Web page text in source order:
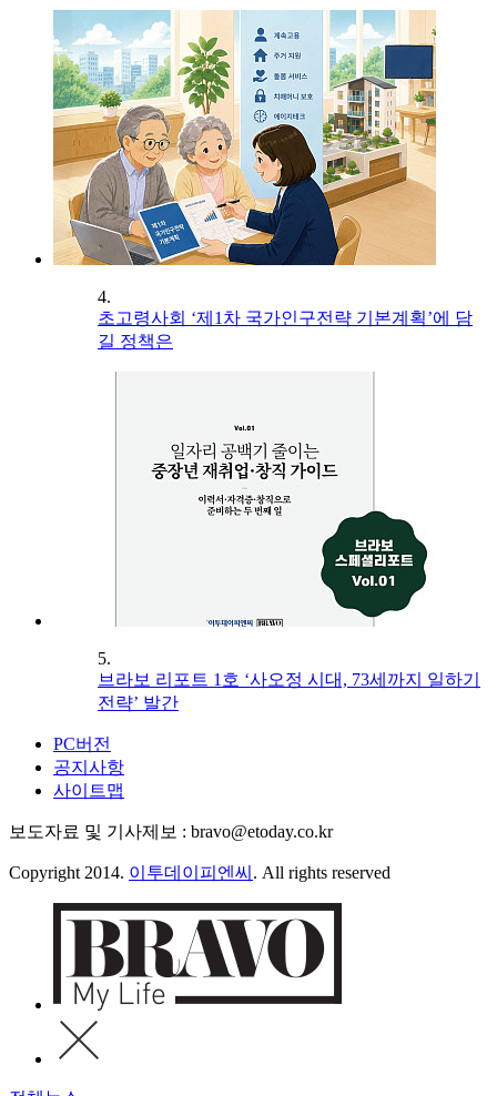
4.
초고령사회 ‘제1차 국가인구전략 기본계획’에 담
길 정책은
5.
브라보 리포트 1호 ‘사오정 시대, 73세까지 일하기
전략’ 발간
PC버전
공지사항
사이트맵
보도자료 및 기사제보 : bravo@etoday.co.kr
Copyright 2014. 이투데이피엔씨 . All rights reserved